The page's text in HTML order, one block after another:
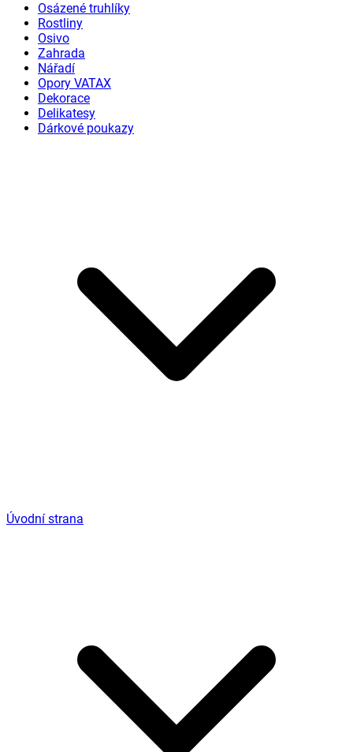
Osázené truhlíky
Rostliny
Osivo
Zahrada
Nářadí
Opory VATAX
Dekorace
Delikatesy
Dárkové poukazy
Úvodní strana